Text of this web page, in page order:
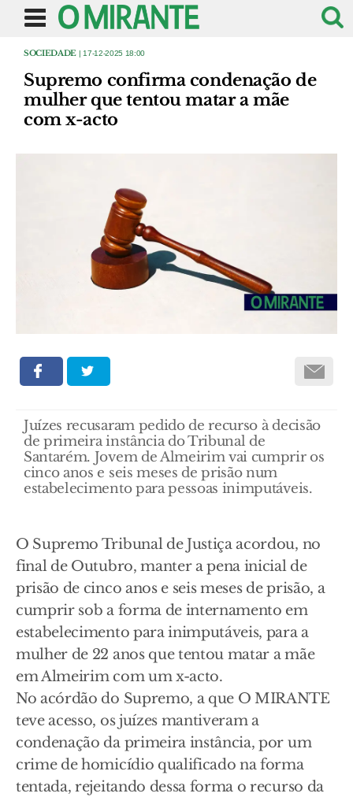
SOCIEDADE | 17-12-2025 18:00
Supremo confirma condenação de
mulher que tentou matar a mãe
com x-acto
Juízes recusaram pedido de recurso à decisão
de primeira instância do Tribunal de
Santarém. Jovem de Almeirim vai cumprir os
cinco anos e seis meses de prisão num
estabelecimento para pessoas inimputáveis.
O Supremo Tribunal de Justiça acordou, no
final de Outubro, manter a pena inicial de
prisão de cinco anos e seis meses de prisão, a
cumprir sob a forma de internamento em
estabelecimento para inimputáveis, para a
mulher de 22 anos que tentou matar a mãe
em Almeirim com um x-acto.
No acórdão do Supremo, a que O MIRANTE
teve acesso, os juízes mantiveram a
condenação da primeira instância, por um
crime de homicídio qualificado na forma
tentada, rejeitando dessa forma o recurso da